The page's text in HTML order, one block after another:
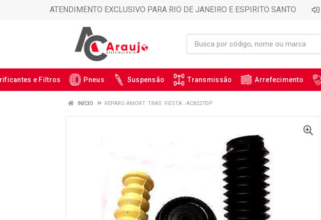
ATENDIMENTO EXCLUSIVO PARA RIO DE JANEIRO E ESPIRITO SANTO
e Filtros Pneus Suspensão Transmissão Arrefecimento
INÍCIO REPARO AMORT. TRAS. FIESTA : AC8227DP